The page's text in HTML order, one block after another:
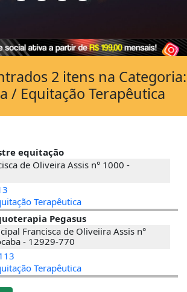
equitação
de Oliveira Assis n° 1000 -
Terapêutica
Pegasus
Francisca de Oliveiira Assis n°
- 12929-770
Terapêutica
2 itens na Categoria:
/ Equitação Terapêutica